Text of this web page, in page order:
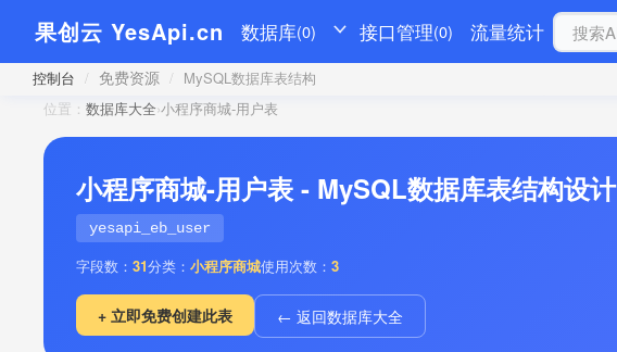
果创云 YesApi.cn 数据库(0) 接口管理(0) 流量统计
控制台 / 免费资源 / MySQL数据库表结构
位置： 数据库大全›小程序商城-用户表
小程序商城-用户表 - MySQL数据库表结构设计
yesapi_eb_user
字段数： 31分类： 小程序商城使用次数： 3
+ 立即免费创建此表 ← 返回数据库大全